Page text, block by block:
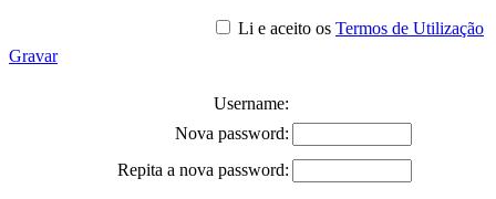
Li e aceito os Termos de Utilização
Gravar
Username:
Nova password:
Repita a nova password: